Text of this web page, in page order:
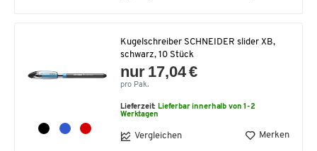
Kugelschreiber SCHNEIDER slider XB,
schwarz, 10 Stück
nur 17,04 €
pro Pak.
Lieferzeit: Lieferbar innerhalb von 1-2
Werktagen
Vergleichen Merken